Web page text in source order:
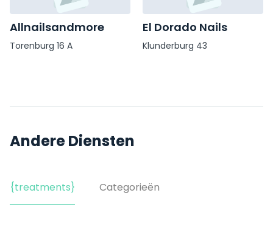
Allnailsandmore
Torenburg 16 A
El Dorado Nails
Klunderburg 43
Andere Diensten
{treatments} Categorieën